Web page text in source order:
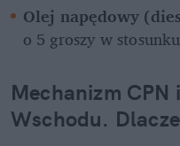
Olej napędowy
o 5 groszy w
Mechanizm CPN
Wschodu.